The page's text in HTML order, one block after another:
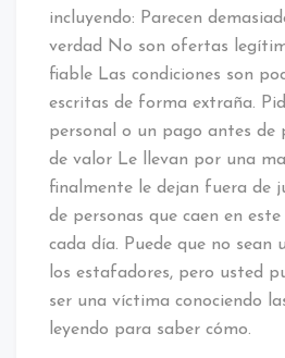
incluyendo: Parecen
verdad No son ofertas
fiable Las condiciones son
escritas de forma extraña.
personal o un pago antes de
de valor Le llevan por una
finalmente le dejan fuera de
de personas que caen en
cada día. Puede que no sean
los estafadores, pero usted
ser una víctima conociendo
leyendo para saber cómo.